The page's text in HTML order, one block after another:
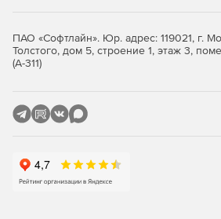
ПАО «Софтлайн». Юр. адрес: 119021, г.
Толстого, дом 5, строение 1, этаж 3,
(А-311)